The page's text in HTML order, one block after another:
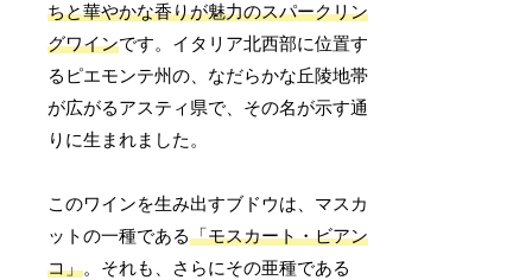
ちと華やかな香りが魅力のスパークリン
グワインです。イタリア北西部に位置す
るピエモンテ州の、なだらかな丘陵地帯
が広がるアスティ県で、その名が示す通
りに生まれました。
このワインを生み出すブドウは、マスカ
ットの一種である「モスカート・ビアン
コ」。それも、さらにその亜種である